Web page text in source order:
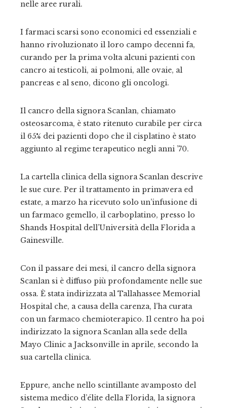
nelle aree rurali.
I farmaci scarsi sono economici ed essenziali e
hanno rivoluzionato il loro campo decenni fa,
curando per la prima volta alcuni pazienti con
cancro ai testicoli, ai polmoni, alle ovaie, al
pancreas e al seno, dicono gli oncologi.
Il cancro della signora Scanlan, chiamato
osteosarcoma, è stato ritenuto curabile per circa
il 65% dei pazienti dopo che il cisplatino è stato
aggiunto al regime terapeutico negli anni ’70.
La cartella clinica della signora Scanlan descrive
le sue cure. Per il trattamento in primavera ed
estate, a marzo ha ricevuto solo un’infusione di
un farmaco gemello, il carboplatino, presso lo
Shands Hospital dell’Università della Florida a
Gainesville.
Con il passare dei mesi, il cancro della signora
Scanlan si è diffuso più profondamente nelle sue
ossa. È stata indirizzata al Tallahassee Memorial
Hospital che, a causa della carenza, l’ha curata
con un farmaco chemioterapico. Il centro ha poi
indirizzato la signora Scanlan alla sede della
Mayo Clinic a Jacksonville in aprile, secondo la
sua cartella clinica.
Eppure, anche nello scintillante avamposto del
sistema medico d’élite della Florida, la signora